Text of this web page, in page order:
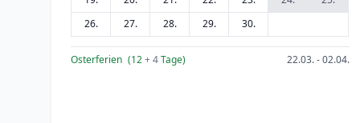
26.
27. 28. 29. 30.
Osterferien (12+ 4Tage) 22.03. - 02.04.